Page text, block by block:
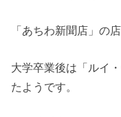
「あちわ新聞店」の
大学卒業後は「ルイ
たようです。